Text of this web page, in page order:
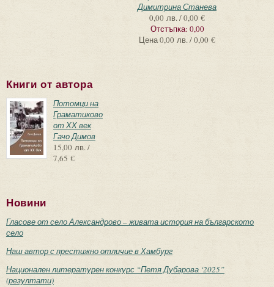
Димитрина Станева
0,00 лв. / 0,00 €
Отстъпка: 0,00
Цена0,00 лв. / 0,00 €
Книги от автора
Потомци на
Граматиково
от ХХ век
Гачо Димов
15,00 лв. /
7,65 €
Новини
Гласове от село Александрово – живата история на българското
село
Наш автор с престижно отличие в Хамбург
Национален литературен конкурс “Петя Дубарова ‘2025”
(резултати)